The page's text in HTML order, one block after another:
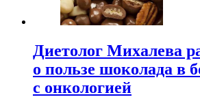
Диетолог Михалева
о пользе шоколада в
с онкологией